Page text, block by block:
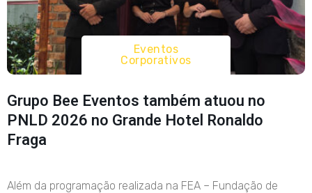
Eventos
Corporativos
Grupo Bee Eventos também atuou no
PNLD 2026 no Grande Hotel Ronaldo
Fraga
Além da programação realizada na FEA – Fundação de